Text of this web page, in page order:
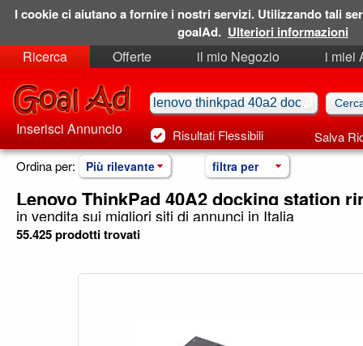
Ricerca Offerte il mio Negozio
i miei
Risultati Flessibili Salva
Inserisci Annuncio
Ordina per: Più rilevante filtra per
Lenovo ThinkPad 40A2 docking station
in vendita sui migliori siti di annunci in Italia
55.425 prodotti trovati
I cookie ci aiutano a fornire i nostri servizi. Utilizzando tali
goalAd. Ulteriori informazioni